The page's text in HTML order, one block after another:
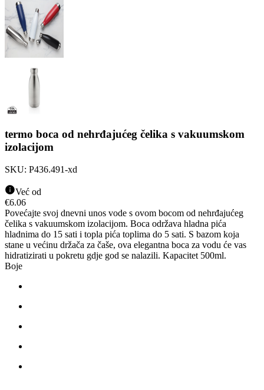
termo boca od nehrđajućeg čelika s vakuumskom
izolacijom
SKU: P436.491-xd
Već od
€6.06
Povećajte svoj dnevni unos vode s ovom bocom od nehrđajućeg
čelika s vakuumskom izolacijom. Boca održava hladna pića
hladnima do 15 sati i topla pića toplima do 5 sati. S bazom koja
stane u većinu držača za čaše, ova elegantna boca za vodu će vas
hidratizirati u pokretu gdje god se nalazili. Kapacitet 500ml.
Boje